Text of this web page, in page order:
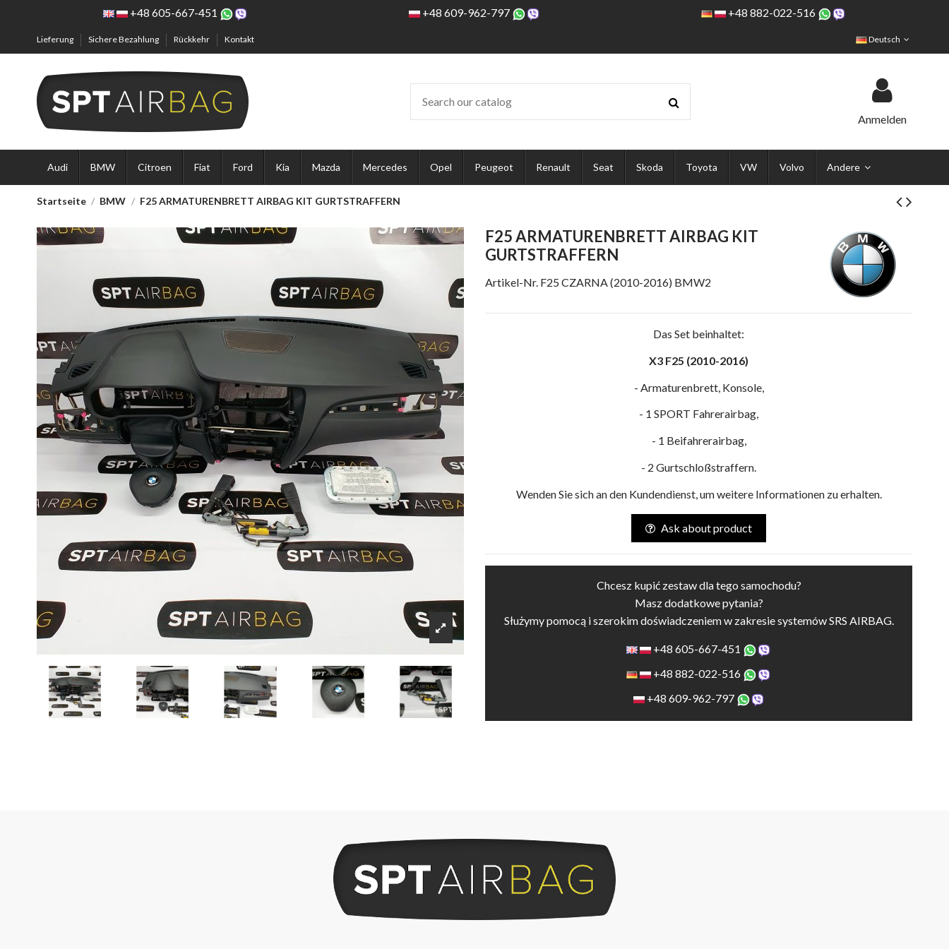
+48 605-667-451 +48 609-962-797 +48 882-022-516
Lieferung Sichere Bezahlung Rückkehr Kontakt Deutsch
Anmelden
Audi BMW Citroen Fiat Ford Kia Mazda Mercedes Opel Peugeot Renault Seat Skoda Toyota VW Volvo Andere
Startseite BMW F25 ARMATURENBRETT AIRBAG KIT GURTSTRAFFERN
F25 ARMATURENBRETT AIRBAG KIT
GURTSTRAFFERN
Artikel-Nr. F25 CZARNA (2010-2016) BMW2
Das Set beinhaltet:
X3 F25 (2010-2016)
- Armaturenbrett, Konsole,
- 1 SPORT Fahrerairbag,
- 1 Beifahrerairbag,
- 2 Gurtschloßstraffern.
Wenden Sie sich an den Kundendienst, um weitere Informationen zu erhalten.
Ask about product
Chcesz kupić zestaw dla tego samochodu?
Masz dodatkowe pytania?
Służymy pomocą i szerokim doświadczeniem w zakresie systemów SRS AIRBAG.
+48 605-667-451
+48 882-022-516
+48 609-962-797